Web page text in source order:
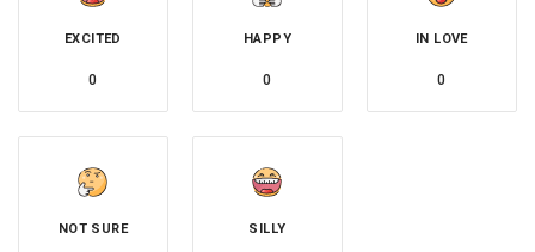
EXCITED
0
HAPPY
0
IN LOVE
0
NOT SURE SILLY